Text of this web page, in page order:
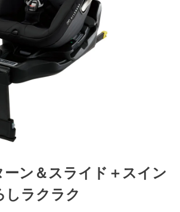
ーン＆スライド＋スイン
しラクラク